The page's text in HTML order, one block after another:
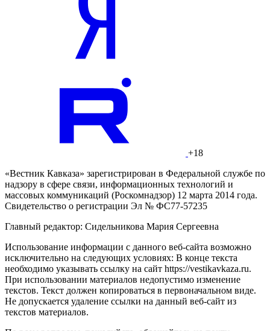
+18
«Вестник Кавказа» зарегистрирован в Федеральной службе по
надзору в сфере связи, информационных технологий и
массовых коммуникаций (Роскомнадзор) 12 марта 2014 года.
Свидетельство о регистрации Эл № ФС77-57235
Главный редактор: Сидельникова Мария Сергеевна
Использование информации с данного веб-сайта возможно
исключительно на следующих условиях: В конце текста
необходимо указывать ссылку на сайт https://vestikavkaza.ru.
При использовании материалов недопустимо изменение
текстов. Текст должен копироваться в первоначальном виде.
Не допускается удаление ссылки на данный веб-сайт из
текстов материалов.